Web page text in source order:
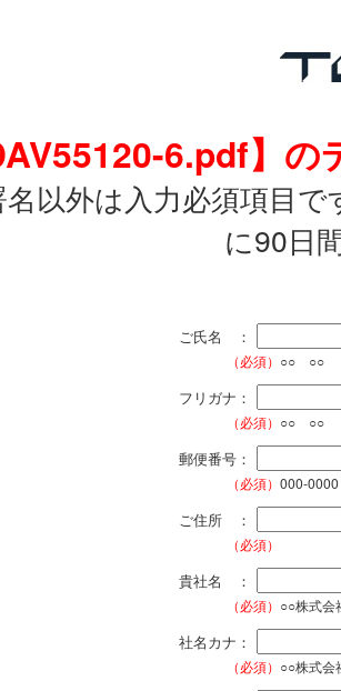
6.pdf】
以外は入力必須項目
に90日
ご氏名 ：
（必須） ○○ ○○
フリガナ：
（必須） ○○ ○○
郵便番号：
（必須） 000-0000
ご住所 ：
（必須）
貴社名 ：
（必須） ○○株式会
社名カナ：
（必須） ○○株式会